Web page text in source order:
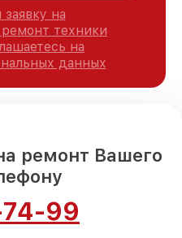
на
техники
на
данных
ремонт Вашего
74-99